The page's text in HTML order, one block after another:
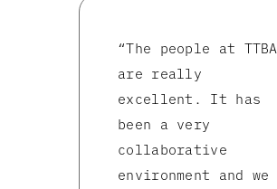
“The people at TTBA
are really
excellent. It has
been a very
collaborative
environment and we